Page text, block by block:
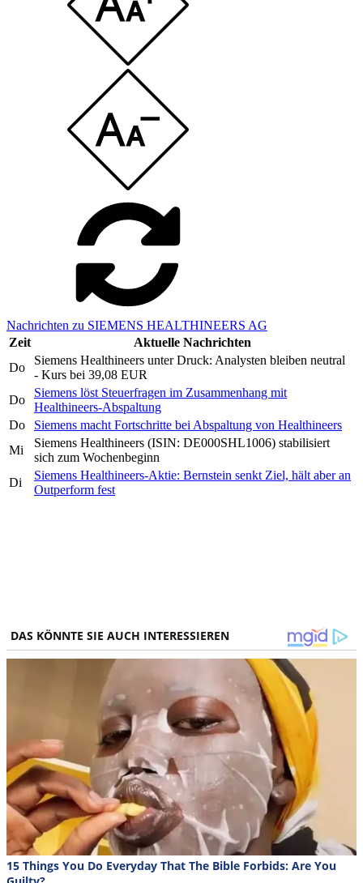
Nachrichten zu SIEMENS HEALTHINEERS AG
Zeit
Aktuelle Nachrichten
Do
Siemens Healthineers unter Druck: Analysten bleiben neutral
- Kurs bei 39,08 EUR
Do
Siemens löst Steuerfragen im Zusammenhang mit
Healthineers-Abspaltung
Do
Siemens macht Fortschritte bei Abspaltung von Healthineers
Mi
Siemens Healthineers (ISIN: DE000SHL1006) stabilisiert
sich zum Wochenbeginn
Di
Siemens Healthineers-Aktie: Bernstein senkt Ziel, hält aber an
Outperform fest